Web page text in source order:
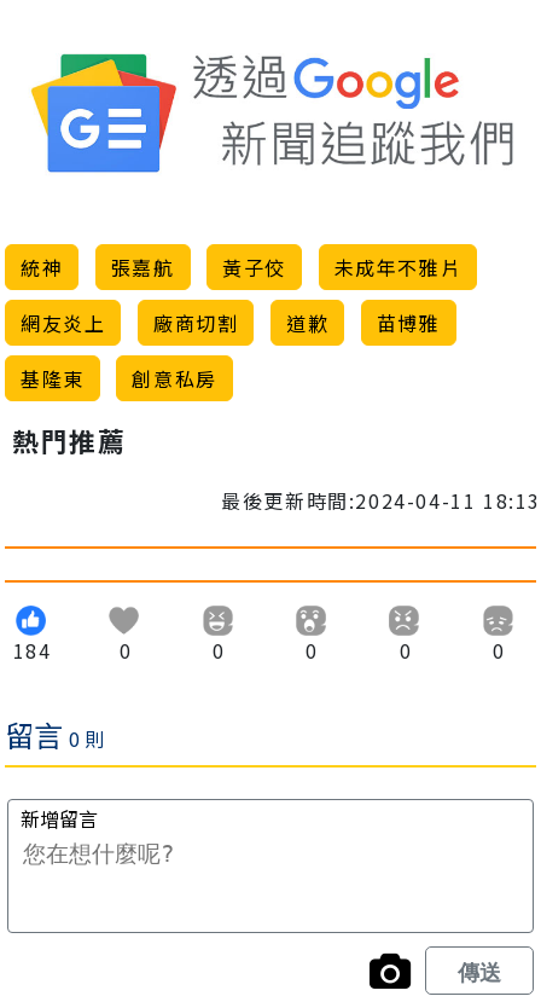
統神 張嘉航 黃子佼
未成年不雅片
網友炎上
廠商切割 道歉
苗博雅
基隆東
創意私房
熱門推薦
最後更新時間:2024-04-11 18:13
184 0 0 0 0 0